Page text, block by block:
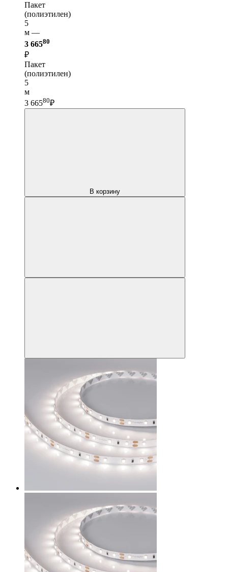
Пакет
(полиэтилен)
5
м —
3 66580
₽
Пакет
(полиэтилен)
5
м
3 66580₽
В корзину